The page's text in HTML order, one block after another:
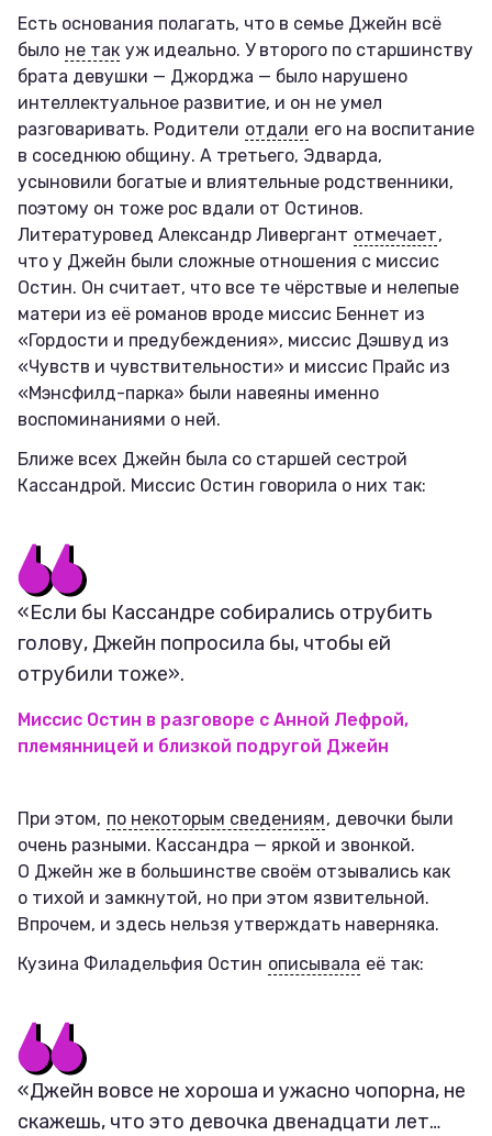
Есть основания полагать, что в семье Джейн всё
было не так уж идеально. У второго по старшинству
брата девушки — Джорджа — было нарушено
интеллектуальное развитие, и он не умел
разговаривать. Родители отдали его на воспитание
в соседнюю общину. А третьего, Эдварда,
усыновили богатые и влиятельные родственники,
поэтому он тоже рос вдали от Остинов.
Литературовед Александр Ливергант отмечает,
что у Джейн были сложные отношения с миссис
Остин. Он считает, что все те чёрствые и нелепые
матери из её романов вроде миссис Беннет из
«Гордости и предубеждения», миссис Дэшвуд из
«Чувств и чувствительности» и миссис Прайс из
«Мэнсфилд-парка» были навеяны именно
воспоминаниями о ней.
Ближе всех Джейн была со старшей сестрой
Кассандрой. Миссис Остин говорила о них так:
«Если бы Кассандре собирались отрубить
голову, Джейн попросила бы, чтобы ей
отрубили тоже».
Миссис Остин в разговоре с Анной Лефрой,
племянницей и близкой подругой Джейн
При этом, по некоторым сведениям, девочки были
очень разными. Кассандра — яркой и звонкой.
О Джейн же в большинстве своём отзывались как
о тихой и замкнутой, но при этом язвительной.
Впрочем, и здесь нельзя утверждать наверняка.
Кузина Филадельфия Остин описывала её так:
«Джейн вовсе не хороша и ужасно чопорна, не
скажешь, что это девочка двенадцати лет…